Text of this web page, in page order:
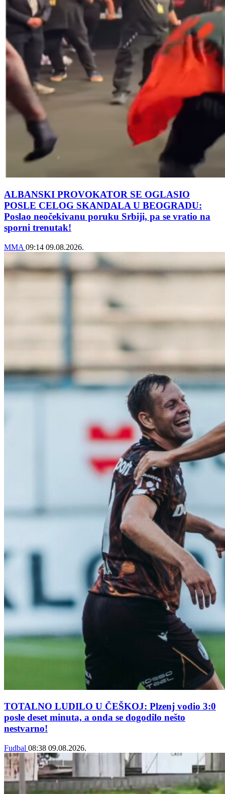
ALBANSKI PROVOKATOR SE OGLASIO
POSLE CELOG SKANDALA U BEOGRADU:
Poslao neočekivanu poruku Srbiji, pa se vratio na
sporni trenutak!
MMA 09:14 09.08.2026.
TOTALNO LUDILO U ČEŠKOJ: Plzenj vodio 3:0
posle deset minuta, a onda se dogodilo nešto
nestvarno!
Fudbal 08:38 09.08.2026.